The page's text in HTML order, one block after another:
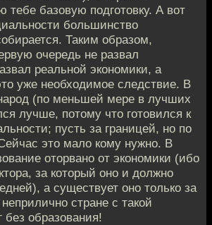
тебе базовую подготовку. А вот
большинство
Таким образом,
очередь не развал
реальной экономики, а
уже необходимое следствие. В
(по меньшей мере в лучших
лучше, потому что готовился к
пусть за границей, но по
это мало кому нужно. В
оторвано от экономики (ибо
за который оно и должно
а существует оно только за
стране с такой
без образования!